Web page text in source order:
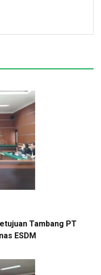
Tambang PT
ESDM